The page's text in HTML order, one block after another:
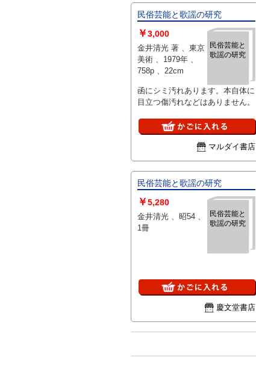
民俗芸能と歌謡の研究
民俗芸能と
歌謡の研究
￥3,000
金井清光 著 、東京
美術 、1979年 、
758p 、22cm
函にシミ汚れあります。本自体に
目立つ傷汚れなどはありません。
マルダイ書店
民俗芸能と歌謡の研究
民俗芸能と
歌謡の研究
￥5,280
金井清光 、昭54 、
1冊
慶文堂書店